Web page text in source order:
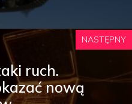
NASTĘPNY
ruch.
nową